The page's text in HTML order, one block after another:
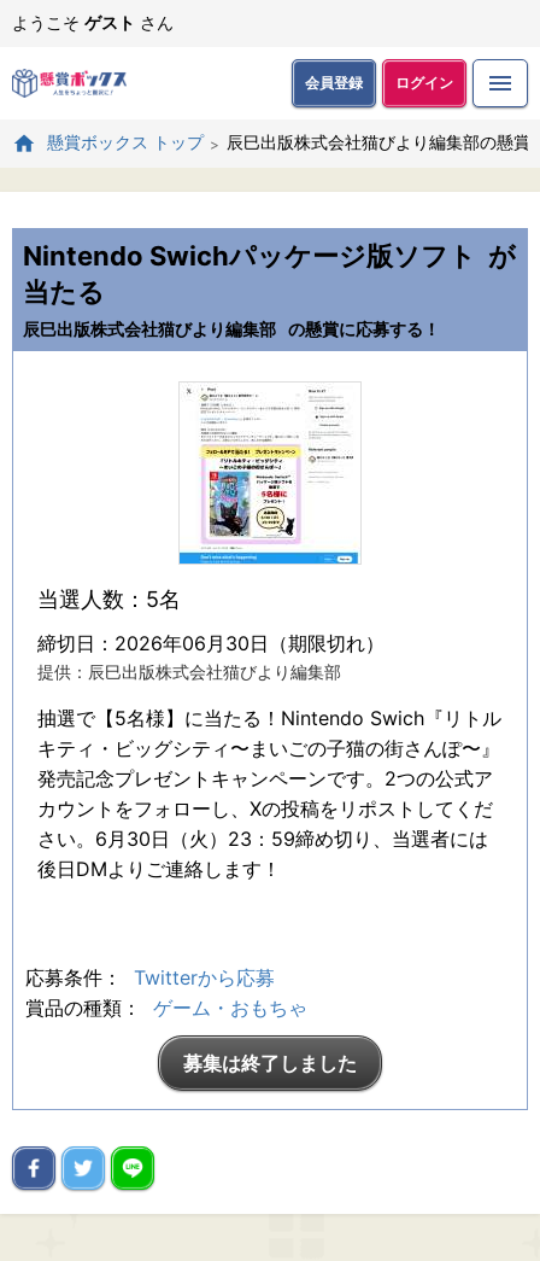
ようこそ ゲスト さん
会員登録 ログイン
懸賞ボックス トップ 辰巳出版株式会社猫びより編集部の懸賞
Nintendo Swichパッケージ版ソフト
が
当たる
辰巳出版株式会社猫びより編集部 の懸賞に応募する！
当選人数：5名
締切日：2026年06月30日（期限切れ）
提供：辰巳出版株式会社猫びより編集部
抽選で【5名様】に当たる！Nintendo Swich『リトル
キティ・ビッグシティ〜まいごの子猫の街さんぽ〜』
発売記念プレゼントキャンペーンです。2つの公式ア
カウントをフォローし、Xの投稿をリポストしてくだ
さい。6月30日（火）23：59締め切り、当選者には
後日DMよりご連絡します！
応募条件：
Twitterから応募
賞品の種類：
ゲーム・おもちゃ
募集は終了しました